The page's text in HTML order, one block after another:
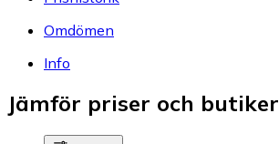
Omdömen
Info
Jämför priser och butiker